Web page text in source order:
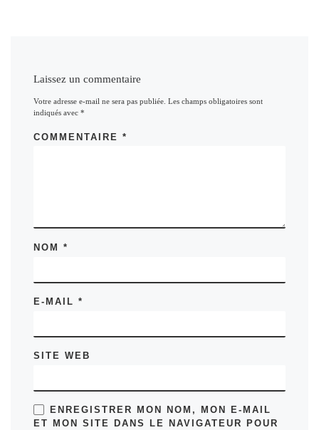
Laissez un commentaire
Votre adresse e-mail ne sera pas publiée. Les champs obligatoires sont
indiqués avec*
COMMENTAIRE*
NOM*
E-MAIL*
SITE WEB
ENREGISTRER MON NOM, MON E-MAIL
ET MON SITE DANS LE NAVIGATEUR POUR